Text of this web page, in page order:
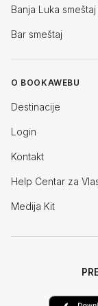
Banja Luka smeštaj
Bar smeštaj
O BOOKAWEBU
Destinacije
Login
Kontakt
Help Centar za
Medija Kit